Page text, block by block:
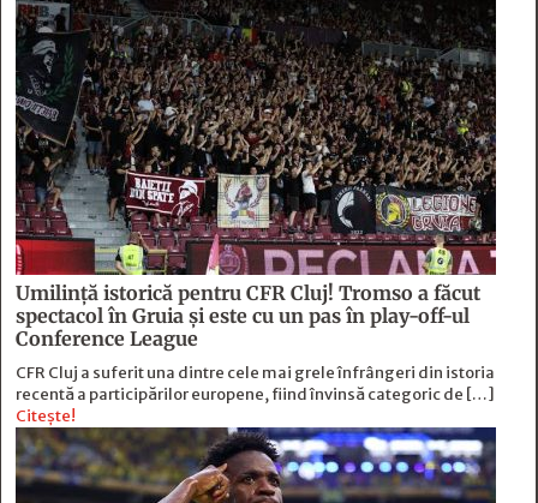
Umilință istorică pentru CFR Cluj! Tromso a făcut
spectacol în Gruia și este cu un pas în play-off-ul
Conference League
CFR Cluj a suferit una dintre cele mai grele înfrângeri din istoria
recentă a participărilor europene, fiind învinsă categoric de […]
Citește!